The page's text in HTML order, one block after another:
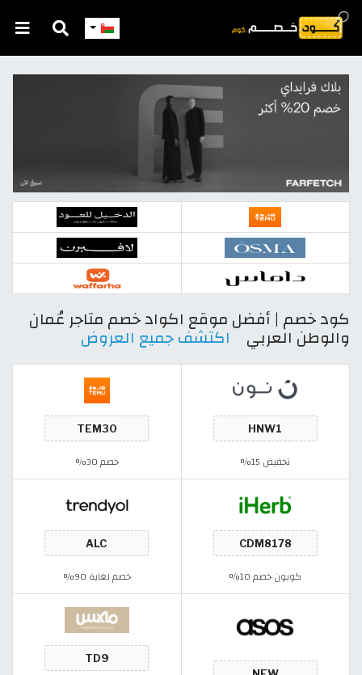
Skip to main content
كود خصم | أفضل موقع اكواد خصم متاجر عُمان
والوطن العربي اكتشف جميع العروض
تخفيض 15% خصم 30%
كوبون خصم 10% خصم لغاية 90%